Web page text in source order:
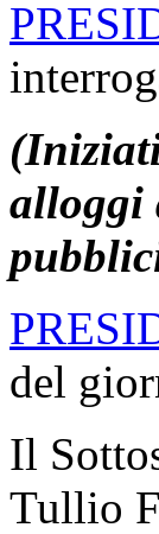
alloggi
del
Il
Tullio